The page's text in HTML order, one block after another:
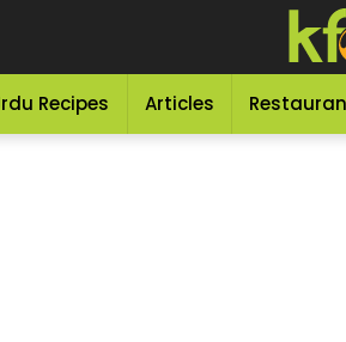
Recipes Articles